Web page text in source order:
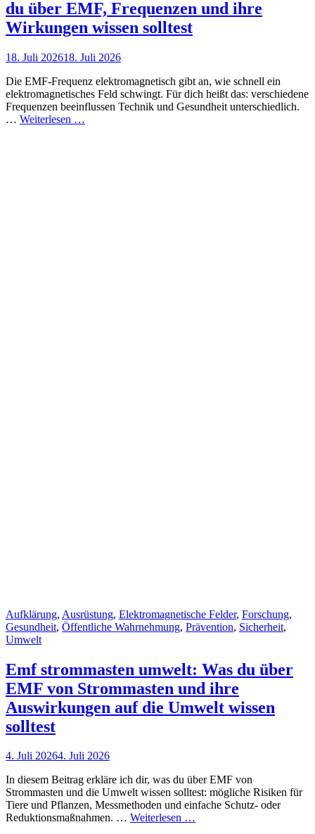
du über EMF, Frequenzen und ihre
Wirkungen wissen solltest
Posted
18. Juli 202618. Juli 2026
Die EMF-Frequenz elektromagnetisch gibt an, wie schnell ein
elektromagnetisches Feld schwingt. Für dich heißt das: verschiedene
Frequenzen beeinflussen Technik und Gesundheit unterschiedlich.
… Weiterlesen …
Cat
Links
Aufklärung, Ausrüstung, Elektromagnetische Felder, Forschung,
Gesundheit, Öffentliche Wahrnehmung, Prävention, Sicherheit,
Umwelt
Emf strommasten umwelt: Was du über
EMF von Strommasten und ihre
Auswirkungen auf die Umwelt wissen
solltest
Posted
4. Juli 20264. Juli 2026
In diesem Beitrag erkläre ich dir, was du über EMF von
Strommasten und die Umwelt wissen solltest: mögliche Risiken für
Tiere und Pflanzen, Messmethoden und einfache Schutz- oder
Reduktionsmaßnahmen. … Weiterlesen …